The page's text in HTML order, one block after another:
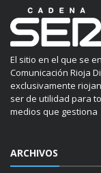
El sitio en el que se
Comunicación Rioja
exclusivamente
ser de utilidad para
medios que gestiona
ARCHIVOS